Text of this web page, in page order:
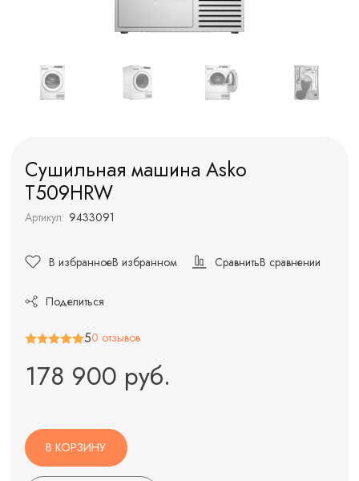
Сушильная машина Asko
T509HRW
Артикул: 9433091
В избранноеВ избранном СравнитьВ сравнении
Поделиться
50 отзывов
178 900 руб.
В КОРЗИНУ